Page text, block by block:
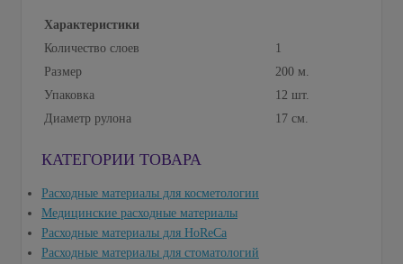
Характеристики
Количество слоев
1
Размер
200 м.
Упаковка
12 шт.
Диаметр рулона
17 см.
КАТЕГОРИИ ТОВАРА
Расходные материалы для косметологии
Медицинские расходные материалы
Расходные материалы для HoReCa
Расходные материалы для стоматологий